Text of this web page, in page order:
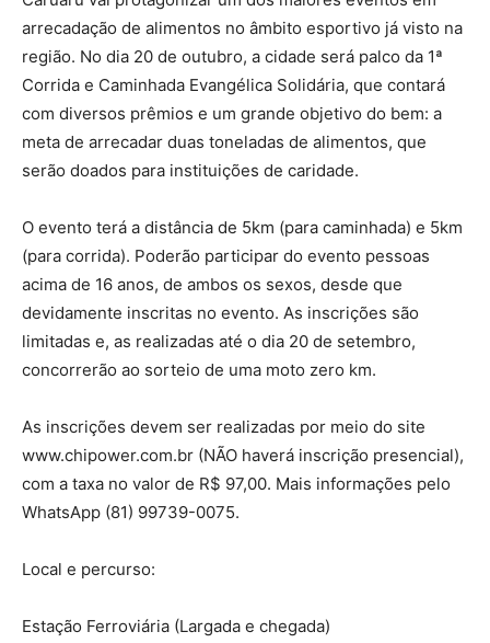
arrecadação de alimentos no âmbito esportivo já visto na
região. No dia 20 de outubro, a cidade será palco da 1ª
Corrida e Caminhada Evangélica Solidária, que contará
com diversos prêmios e um grande objetivo do bem: a
meta de arrecadar duas toneladas de alimentos, que
serão doados para instituições de caridade.
O evento terá a distância de 5km (para caminhada) e 5km
(para corrida). Poderão participar do evento pessoas
acima de 16 anos, de ambos os sexos, desde que
devidamente inscritas no evento. As inscrições são
limitadas e, as realizadas até o dia 20 de setembro,
concorrerão ao sorteio de uma moto zero km.
As inscrições devem ser realizadas por meio do site
www.chipower.com.br (NÃO haverá inscrição presencial),
com a taxa no valor de R$ 97,00. Mais informações pelo
WhatsApp (81) 99739-0075.
Local e percurso:
Estação Ferroviária (Largada e chegada)